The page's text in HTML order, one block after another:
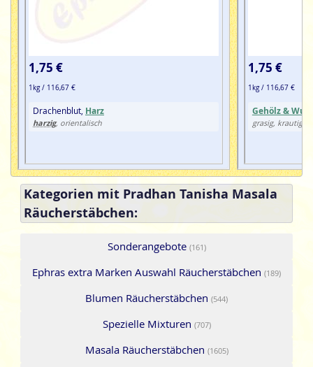
1,75 €
1kg / 116,67 €
Drachenblut, Harz
harzig, orientalisch
1,75 €
1kg / 116,67 €
Gehölz &
grasig, krautig
Kategorien mit Pradhan Tanisha Masala
Räucherstäbchen:
Sonderangebote (161)
Ephras extra Marken Auswahl Räucherstäbchen (189)
Blumen Räucherstäbchen (544)
Spezielle Mixturen (707)
Masala Räucherstäbchen (1605)